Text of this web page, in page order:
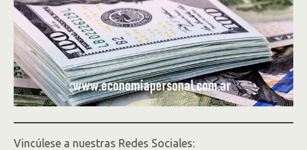
Vincúlese a nuestras Redes Sociales: